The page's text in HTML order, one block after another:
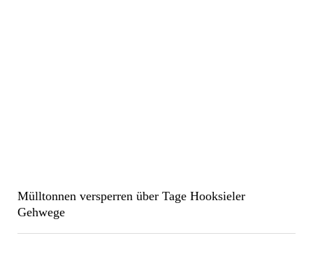
Mülltonnen versperren über Tage Hooksieler
Gehwege